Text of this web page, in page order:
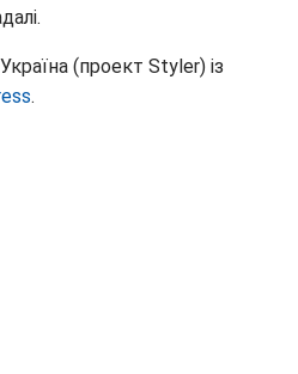
(проект Styler) із
.